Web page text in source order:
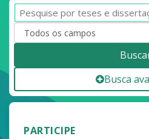
Busca
PARTICIPE